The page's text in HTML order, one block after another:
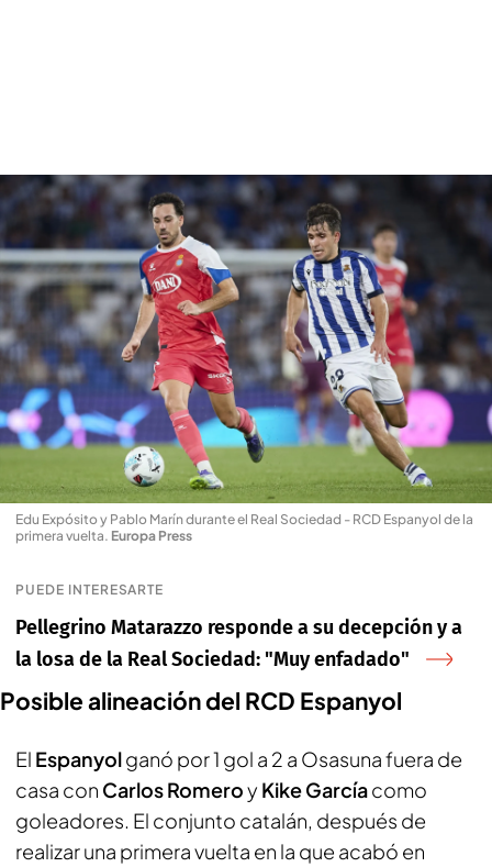
Edu Expósito y Pablo Marín durante el Real Sociedad - RCD Espanyol de la
primera vuelta. Europa Press
PUEDE INTERESARTE
Pellegrino Matarazzo responde a su decepción y a
la losa de la Real Sociedad: "Muy enfadado"
Posible alineación del RCD Espanyol
El Espanyolganó por 1 gol a 2 a Osasuna fuera de
casa con Carlos Romeroy Kike Garcíacomo
goleadores. El conjunto catalán, después de
realizar una primera vuelta en la que acabó en